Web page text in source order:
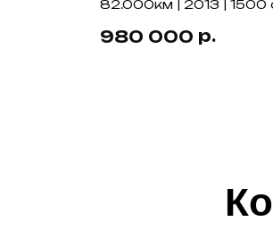
82.000км | 2013 | 1500
980 000 р.